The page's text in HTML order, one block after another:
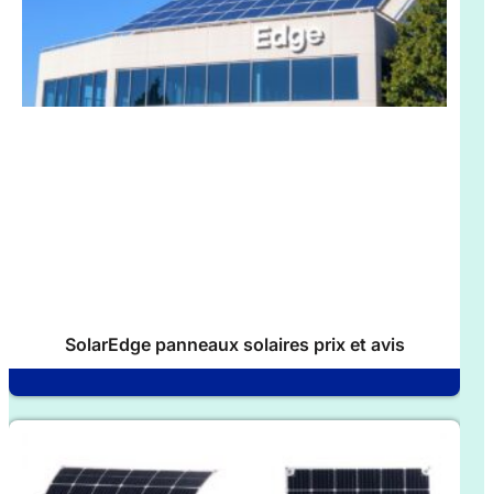
SolarEdge panneaux solaires prix et avis